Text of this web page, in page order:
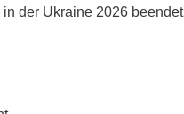
in der Ukraine 2026 beendet